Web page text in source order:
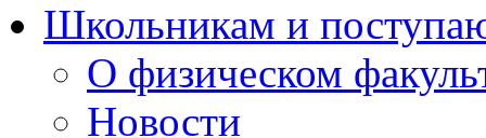
Школьникам и
О физическом
Новости